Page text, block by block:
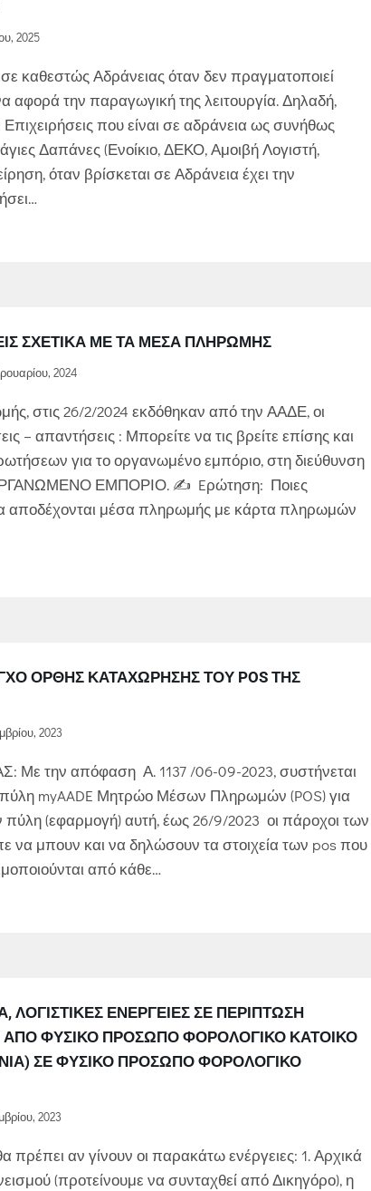
2025
καθεστώς Αδράνειας όταν δεν πραγματοποιεί
αφορά την παραγωγική της λειτουργία. Δηλαδή,
που είναι σε αδράνεια ως συνήθως
Δαπάνες (Ενοίκιο, ΔΕΚΟ, Αμοιβή Λογιστή,
όταν βρίσκεται σε Αδράνεια έχει την
ΣΧΕΤΙΚΆ ΜΕ ΤΑ ΜΈΣΑ ΠΛΗΡΩΜΉΣ
2024
στις 26/2/2024 εκδόθηκαν από την ΑΑΔΕ, οι
– απαντήσεις : Μπορείτε να τις βρείτε επίσης και
για το οργανωμένο εμπόριο, στη διεύθυνση
ΕΜΠΟΡΙΟ. ✍ Eρώτηση: Ποιες
αποδέχονται μέσα πληρωμής με κάρτα πληρωμών
ΟΡΘΉΣ ΚΑΤΑΧΏΡΗΣΗΣ ΤΟΥ POS ΤΗΣ
2023
την απόφαση Α. 1137 /06-09-2023, συστήνεται
πύλη myAADE Μητρώο Μέσων Πληρωμών (POS) για
πύλη (εφαρμογή) αυτή, έως 26/9/2023 οι πάροχοι των
να μπουν και να δηλώσουν τα στοιχεία των pos που
από κάθε…
ΛΟΓΙΣΤΙΚΈΣ ΕΝΈΡΓΕΙΕΣ ΣΕ ΠΕΡΊΠΤΩΣΗ
ΦΥΣΙΚΌ ΠΡΌΣΩΠΟ ΦΟΡΟΛΟΓΙΚΌ ΚΆΤΟΙΚΟ
ΣΕ ΦΥΣΙΚΌ ΠΡΌΣΩΠΟ ΦΟΡΟΛΟΓΙΚΌ
2023
πρέπει αν γίνουν οι παρακάτω ενέργειες: 1. Αρχικά
(προτείνουμε να συνταχθεί από Δικηγόρο), η